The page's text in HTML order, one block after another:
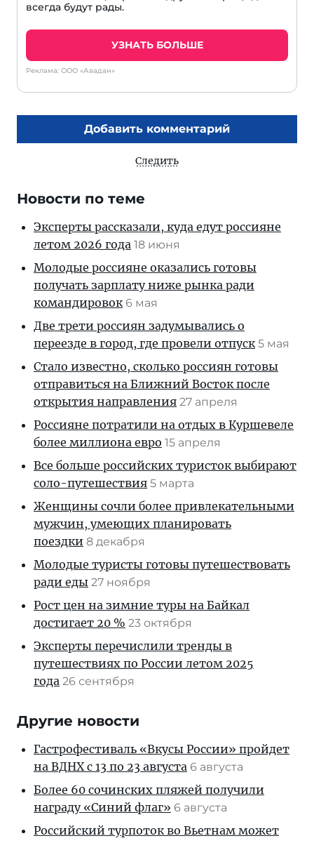
всегда будут рады.
УЗНАТЬ БОЛЬШЕ
Реклама: ООО «Авадан»
Добавить комментарий
Следить
Новости по теме
Эксперты рассказали, куда едут россияне
летом 2026 года 18 июня
Молодые россияне оказались готовы
получать зарплату ниже рынка ради
командировок 6 мая
Две трети россиян задумывались о
переезде в город, где провели отпуск 5 мая
Стало известно, сколько россиян готовы
отправиться на Ближний Восток после
открытия направления 27 апреля
Россияне потратили на отдых в Куршевеле
более миллиона евро 15 апреля
Все больше российских туристок выбирают
соло-путешествия 5 марта
Женщины сочли более привлекательными
мужчин, умеющих планировать
поездки 8 декабря
Молодые туристы готовы путешествовать
ради еды 27 ноября
Рост цен на зимние туры на Байкал
достигает 20 % 23 октября
Эксперты перечислили тренды в
путешествиях по России летом 2025
года 26 сентября
Другие новости
Гастрофестиваль «Вкусы России» пройдет
на ВДНХ с 13 по 23 августа 6 августа
Более 60 сочинских пляжей получили
награду «Синий флаг» 6 августа
Российский турпоток во Вьетнам может